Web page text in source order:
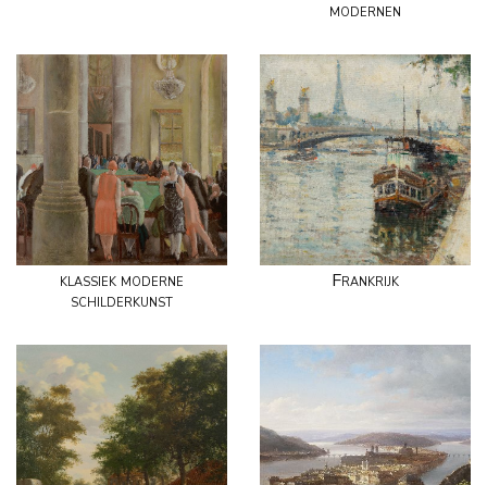
modernen
klassiek moderne
schilderkunst
Frankrijk